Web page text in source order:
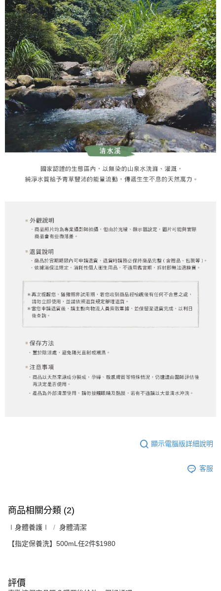
顯示電腦版詳細說明
客服
商品相關分類 (2)
∣身體養護∣ 身體清潔
【指定保養洗】500mL任2件$1980
評價